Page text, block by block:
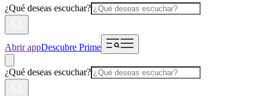
¿Qué deseas escuchar?
Abrir appDescubre Prime
¿Qué deseas escuchar?